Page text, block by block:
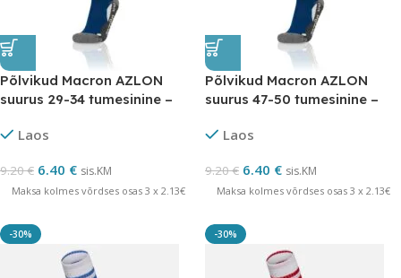
Põlvikud Macron AZLON
suurus 29-34 tumesinine –
Laos
9.20€ 6.40 € sis.KM
Maksa kolmes võrdses osas 3 x 2.13€
Põlvikud Macron AZLON
suurus 47-50 tumesinine –
Laos
9.20€ 6.40 € sis.KM
Maksa kolmes võrdses osas 3 x 2.13€
-30% -30%